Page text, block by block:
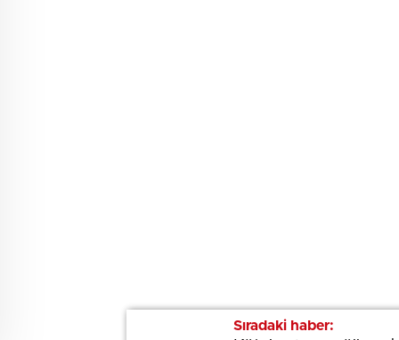
Sıradaki haber:
Sıradaki haber: